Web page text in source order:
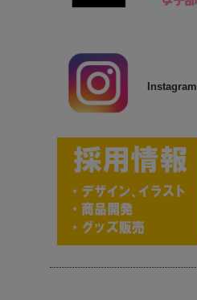
Instagram